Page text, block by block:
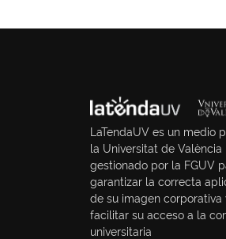
LaTendaUV es un medio
la Universitat de València
gestionado por la FGUV
garantizar la correcta
de su imagen corporativa
facilitar su acceso a la
universitaria